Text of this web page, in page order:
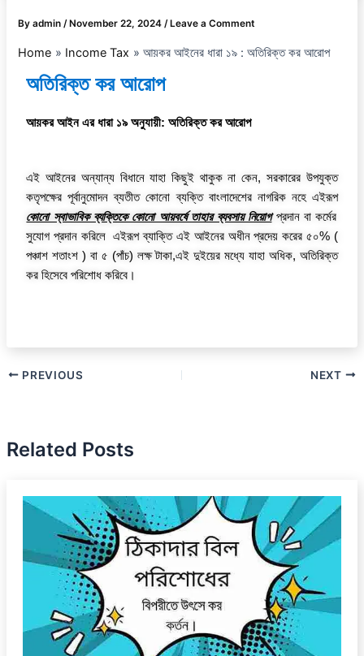
Byadmin/ November 22, 2024/ Leave a Comment
Home Income Tax আয়কর আইনের ধারা ১৯ : অতিরিক্ত কর আরোপ
অতিরিক্ত কর আরোপ
আয়কর আইন এর ধারা ১৯ অনুযায়ী:অতিরিক্তকরআরোপ
এই আইনের অন্যান্য বিধানে যাহা কিছুই থাকুক না কেন, সরকারের উপযুক্ত
কতৃপক্ষের পূর্বানুমোদন ব্যতীত কোনো ব্যক্তি বাংলাদেশের নাগরিক নহে এইরূপ
কোনো স্বাভাবিক ব্যক্তিকে কোনো আয়বর্ষে তাহার ব্যবসায় নিয়োগপ্রদান বা কর্মের
সুযোগ প্রদান করিলে এইরূপ ব্যাক্তি এই আইনের অধীন প্রদেয় করের ৫০% (
পঞ্চাশ শতাংশ ) বা ৫ (পাঁচ) লক্ষ টাকা,এই দুইয়ের মধ্যে যাহা অধিক, অতিরিক্ত
কর হিসেবে পরিশোধ করিবে।
PREVIOUS NEXT
Related Posts